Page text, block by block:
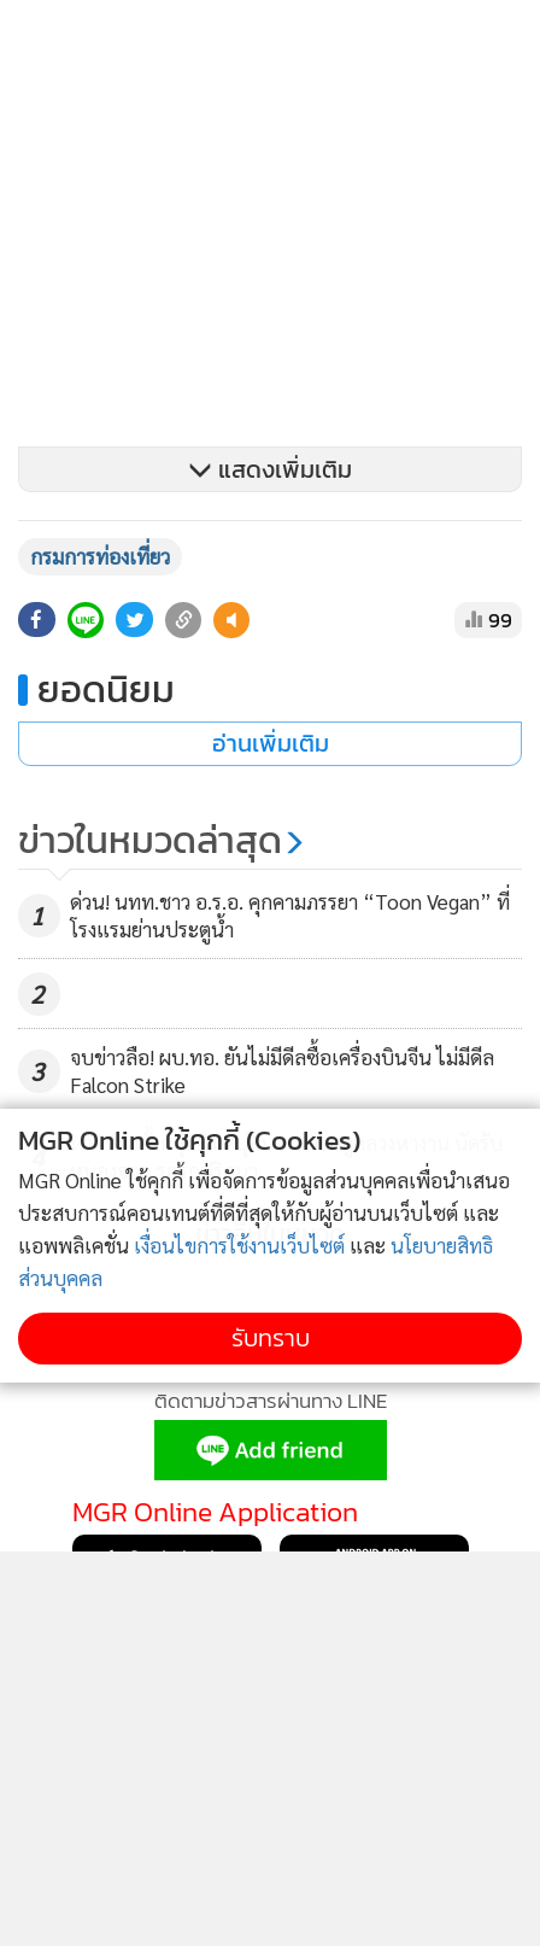
นัทรียา ทวีวงศ์ ปลัดกระทรวงการท่องเที่ยวและกีฬา
นายจาตุรนต์ ภักดีวานิช อธิบดีกรมการท่องเที่ยว ให้รายละเอียด
เพิ่มเติมว่า เพื่อให้การดำเนินงานตามแผน Thailand Green
วางกิจกรรมสำคัญหลายด้านภายใต้โครงการฯ โดยได้เปิดรับ
สมัคร 'Thailand Green Coach' เพื่อทำหน้าที่เป็น 'พี่เลี้ยง' ให้คำ
ปรึกษาและสนับสนุนแก่สถานประกอบการด้านการท่องเที่ยวให้
เข้าใจและสามารถพัฒนาตามเกณฑ์มาตรฐานสากลได้อย่างมี
ประสิทธิภาพ โดยในเดือนตุลาคมนี้ จะมีการจัดกิจกรรมสัมมนา
เชิงปฏิบัติการ (Road show) ใน 4 จังหวัด จาก 4 ภูมิภาค ได้แก่
ฉะเชิงเทรา เชียงราย นครศรีธรรมราช และนครราชสีมา ซึ่งจะ
เปิดโอกาสให้พี่เลี้ยงในระดับภูมิภาคได้เชิญแหล่งท่องเที่ยวและผู้
ประกอบการมาร่วมมือกันเรียนรู้และฝึกการประเมินตนเองและ
รายงานผลจากการพัฒนาตัวชี้วัดมาตรฐานยั่งยืนลงระบบที่ได้
ออกแบบเพื่อแสดงสถานะความยั่งยืนในระดับประเทศจากการ
ประเมินตนเองและสามารถต่อยอดสู่เป้าหมายการเข้าสู่
มาตรฐานยั่งยืนในระดับสากล พร้อมรับคำแนะนำจากผู้
เชี่ยวชาญเพื่อยกระดับแหล่งท่องเที่ยวและธุรกิจต่อไป
นายจาตุรนต์ กล่าวด้วยว่า การเตรียมความพร้อมครั้งนี้ เป็นก้าว
แสดงเพิ่มเติม
กรมการท่องเที่ยว
99
ยอดนิยม
อ่านเพิ่มเติม
ข่าวในหมวดล่าสุด
1
ด่วน! นทท.ชาว อ.ร.อ. คุกคามภรรยา “Toon Vegan” ที่
โรงแรมย่านประตูน้ำ
2
3
จบข่าวลือ! ผบ.ทอ. ยันไม่มีดีลซื้อเครื่องบินจีน ไม่มีดีล
Falcon Strike
4
หวิดหายทั้งกลุ่ม! 4 หนุ่มนครนายกถูกลวงหางาน นัดรับ
หนองจอก รอรถปริศนา
ข่าวอื่นในหมวด
ติดตามข่าวสารผ่านทาง LINE
MGR Online Application
MGR Online ใช้คุกกี้ (Cookies)
MGR Online ใช้คุกกี้ เพื่อจัดการข้อมูลส่วนบุคคลเพื่อนำเสนอ
ประสบการณ์คอนเทนต์ที่ดีที่สุดให้กับผู้อ่านบนเว็บไซต์ และ
แอพพลิเคชั่น เงื่อนไขการใช้งานเว็บไซต์ และ นโยบายสิทธิ
ส่วนบุคคล
รับทราบ